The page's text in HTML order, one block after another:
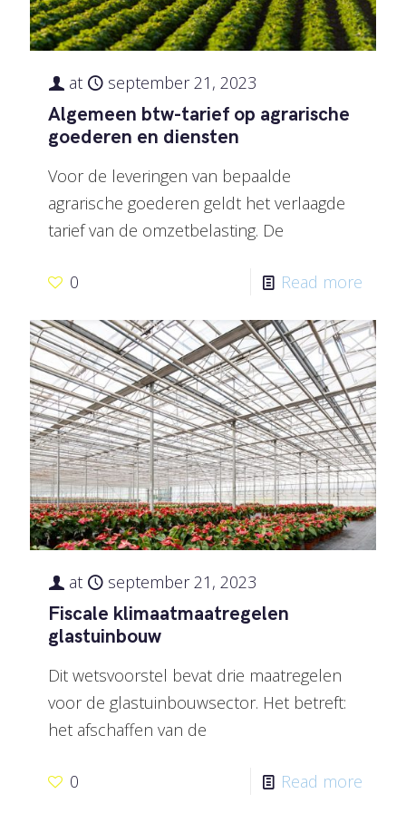
at september 21, 2023
Algemeen btw-tarief op agrarische
goederen en diensten
Voor de leveringen van bepaalde
agrarische goederen geldt het verlaagde
tarief van de omzetbelasting. De
0 Read more
at september 21, 2023
Fiscale klimaatmaatregelen
glastuinbouw
Dit wetsvoorstel bevat drie maatregelen
voor de glastuinbouwsector. Het betreft:
het afschaffen van de
0 Read more